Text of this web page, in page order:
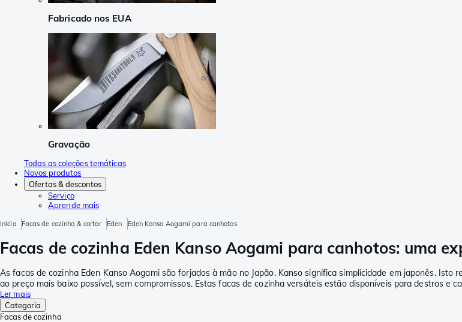
Fabricado nos EUA
Gravação
Todas as coleções temáticas
Novos produtos
Ofertas & descontos
Serviço
Aprende mais
Início Facas de cozinha & cortar Eden Eden Kanso Aogami para canhotos
Facas de cozinha Eden Kanso Aogami para canhotos: uma
As facas de cozinha Eden Kanso Aogami são forjados à mão no Japão. Kanso significa simplicidade em japonês.
ao preço mais baixo possível, sem compromissos. Estas facas de cozinha versáteis estão disponíveis para destros e
Ler mais
Categoria
Facas de cozinha